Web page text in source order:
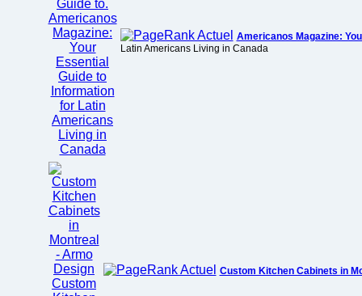
Americanos Magazine:
Latin Americans Living in Canada
Custom Kitchen Cabinets in